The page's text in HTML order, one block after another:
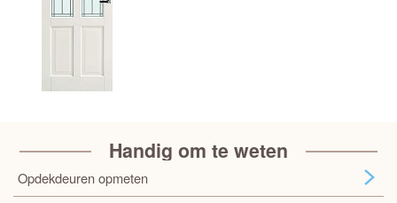
Handig om te weten
Opdekdeuren opmeten